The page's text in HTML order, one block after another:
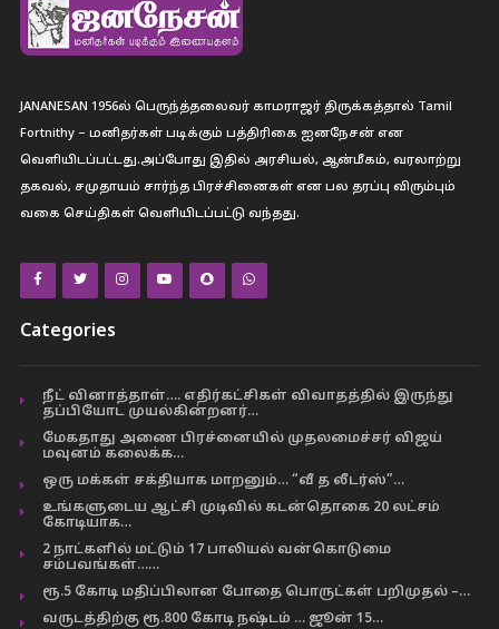
JANANESAN 1956ல் பெருந்த்தலைவர் காமராஜர் திருக்கத்தால் Tamil
Fortnithy – மனிதர்கள் படிக்கும் பத்திரிகை ஐனநேசன் என
வெளியிடப்பட்டது.அப்போது இதில் அரசியல், ஆன்மீகம், வரலாற்று
தகவல், சமுதாயம் சார்ந்த பிரச்சினைகள் என பல தரப்பு விரும்பும்
வகை செய்திகள் வெளியிடப்பட்டு வந்தது.
Categories
நீட் வினாத்தாள்…. எதிர்கட்சிகள் விவாதத்தில் இருந்து
தப்பியோட முயல்கின்றனர்…
மேகதாது அணை பிரச்னையில் முதலமைச்சர் விஜய்
மவுனம் கலைக்க…
ஒரு மக்கள் சக்தியாக மாறனும்… “வீ த லீடர்ஸ்”…
உங்களுடைய ஆட்சி முடிவில் கடன்தொகை 20 லட்சம்
கோடியாக…
2 நாட்களில் மட்டும் 17 பாலியல் வன்கொடுமை
சம்பவங்கள்……
ரூ.5 கோடி மதிப்பிலான போதை பொருட்கள் பறிமுதல் –…
வருடத்திற்கு ரூ.800 கோடி நஷ்டம் … ஜூன் 15…